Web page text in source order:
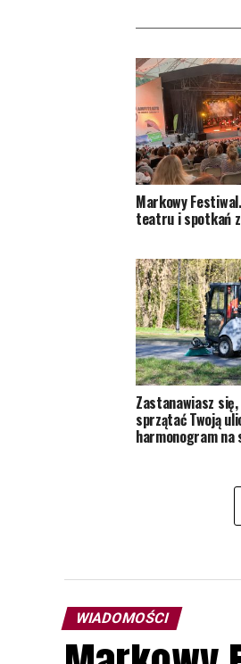
Markowy
teatru i spotkań
Zastanawiasz
sprzątać Twoją
harmonogram na
WIADOMOŚCI